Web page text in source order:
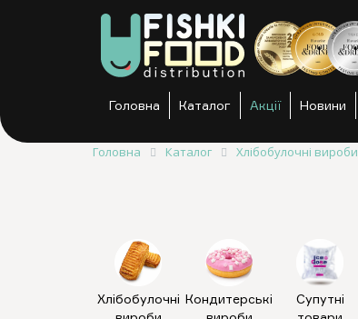
Головна Каталог Акції Новини
Головна Каталог Хлібобулочні вироби
Хлібобулочні Кондитерські
Супутні